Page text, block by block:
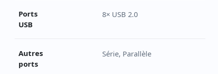
Ports
USB
8× USB 2.0
Autres
ports
Série, Parallèle